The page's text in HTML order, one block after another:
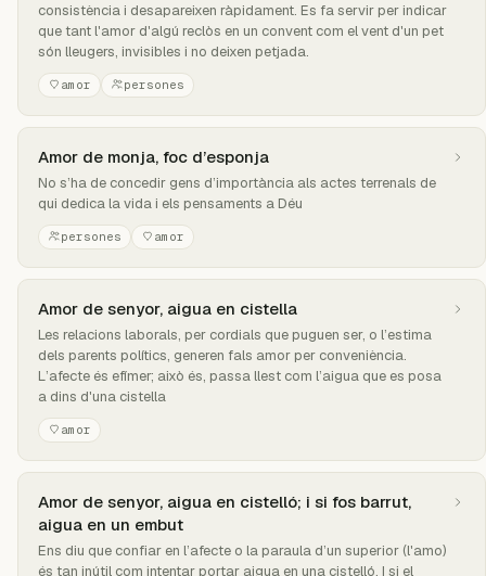
consistència i desapareixen ràpidament. Es fa servir per indicar
que tant l'amor d'algú reclòs en un convent com el vent d'un pet
són lleugers, invisibles i no deixen petjada.
amor persones
Amor de monja, foc d’esponja
No s’ha de concedir gens d’importància als actes terrenals de
qui dedica la vida i els pensaments a Déu
persones amor
Amor de senyor, aigua en cistella
Les relacions laborals, per cordials que puguen ser, o l’estima
dels parents polítics, generen fals amor per conveniència.
L’afecte és efímer; això és, passa llest com l’aigua que es posa
a dins d'una cistella
amor
Amor de senyor, aigua en cistelló; i si fos barrut,
aigua en un embut
Ens diu que confiar en l’afecte o la paraula d’un superior (l'amo)
és tan inútil com intentar portar aigua en una cistelló. I si el